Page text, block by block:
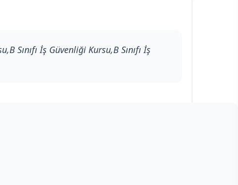
Sınıfı İş Güvenliği Kursu,B Sınıfı İş